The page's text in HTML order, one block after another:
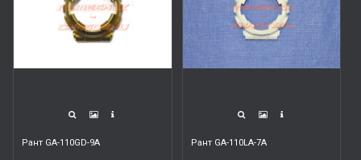
Рант GA-110GD-9A Рант GA-110LA-7A